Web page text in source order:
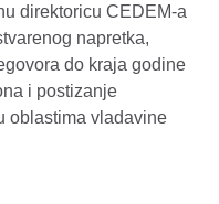
direktoricu CEDEM-a
napretka,
do kraja godine
i postizanje
oblastima vladavine